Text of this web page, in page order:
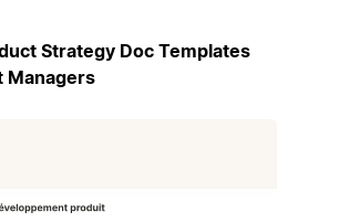
Strategy Doc Templates
Managers